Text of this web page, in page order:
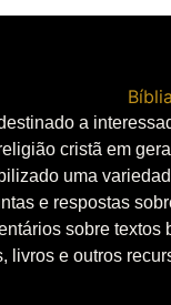
a
cristã em
uma
e respostas
sobre textos
livros e outros